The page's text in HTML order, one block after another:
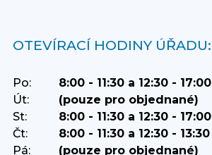
OTEVÍRACÍ HODINY ÚŘADU:
Po:
8:00 - 11:30 a 12:30 - 17:00
Út:
(pouze pro objednané)
St:
8:00 - 11:30 a 12:30 - 17:00
Čt:
8:00 - 11:30 a 12:30 - 13:30
Pá:
(pouze pro objednané)